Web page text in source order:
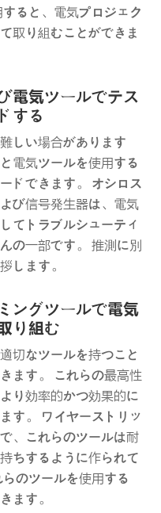
ると、電気プロジェク
取り組むことができま
電気ツールでテス
する
しい場合があります
電気ツールを使用する
ドできます。 オシロス
び信号発生器は、電気
てトラブルシューティ
の一部です。 推測に別
します。
ングツールで電気
り組む
切なツールを持つこと
ます。 これらの最高性
り効率的かつ効果的に
す。 ワイヤーストリッ
、これらのツールは耐
ちするように作られて
のツールを使用する
ます。